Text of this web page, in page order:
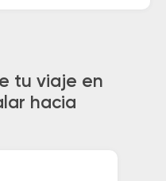
tu viaje en
hacia